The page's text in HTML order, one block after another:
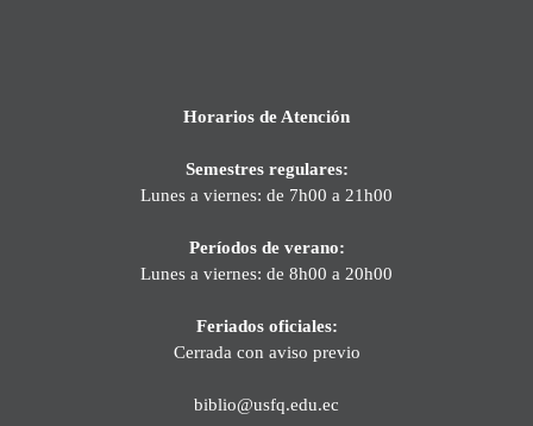
Horarios de Atención
Semestres regulares:
Lunes a viernes: de 7h00 a 21h00
Períodos de verano:
Lunes a viernes: de 8h00 a 20h00
Feriados oficiales:
Cerrada con aviso previo
biblio@usfq.edu.ec